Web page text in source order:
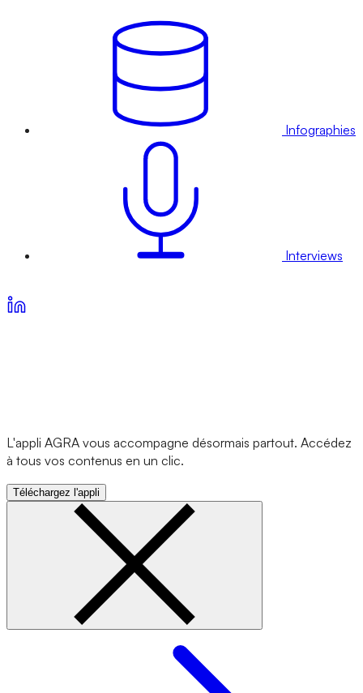
Infographies
Interviews
L'appli AGRA vous accompagne désormais partout. Accédez
à tous vos contenus en un clic.
Téléchargez l'appli